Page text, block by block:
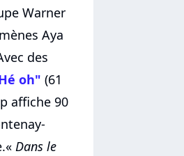
Warner
Aya
des
oh" (61
affiche 90
Dans le